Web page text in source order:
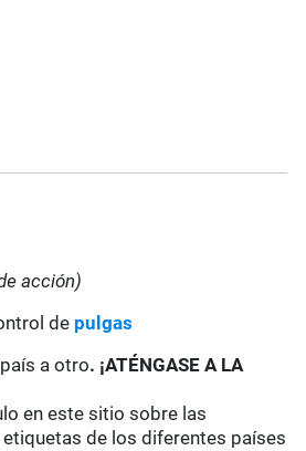
acción)
de pulgas
a otro. ¡ATÉNGASE A LA
en este sitio sobre las
de los diferentes países